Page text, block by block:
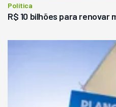
Política
R$ 10 bilhões para renovar